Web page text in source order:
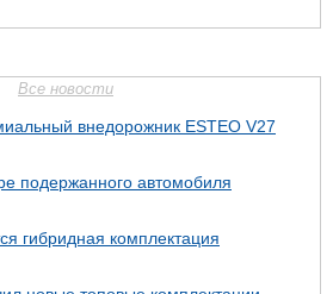
Все новости
внедорожник ESTEO V27
подержанного автомобиля
гибридная комплектация